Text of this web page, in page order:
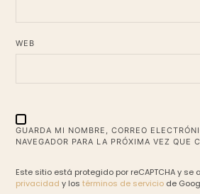
WEB
GUARDA MI NOMBRE, CORREO
NAVEGADOR PARA LA PRÓXIMA VEZ QUE
Este sitio está protegido por reCAPTCHA y se
privacidad y lostérminos de servicio de